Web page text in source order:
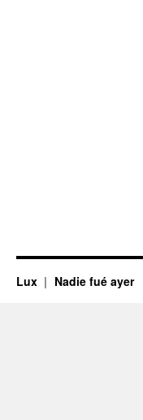
Lux Nadie fué ayer